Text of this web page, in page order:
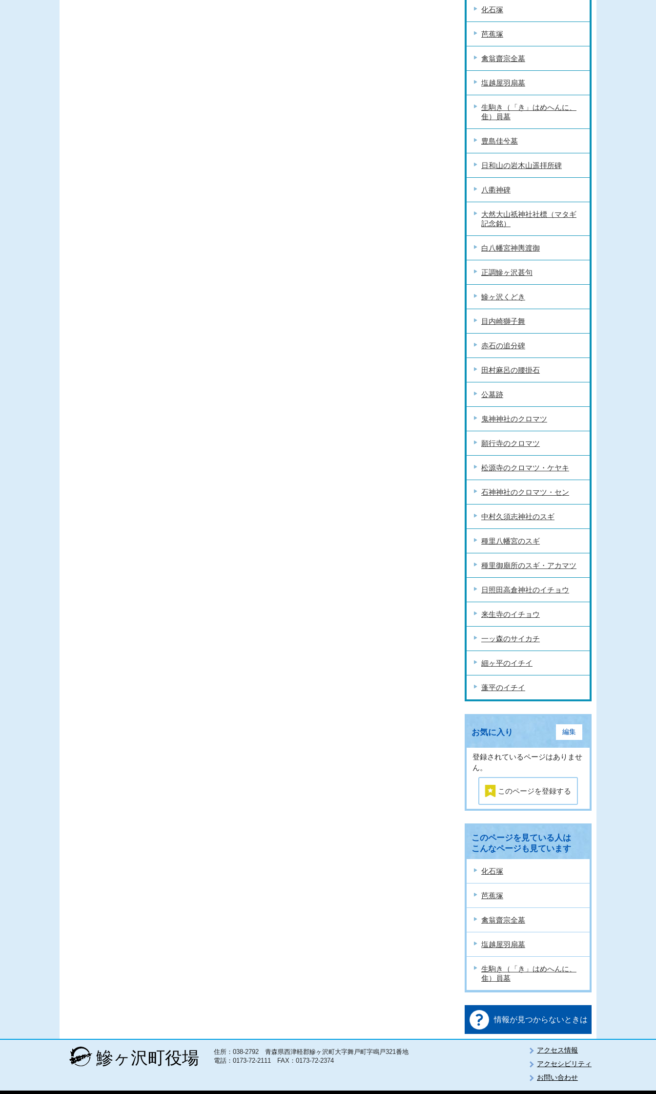
化石塚
芭蕉塚
禽翁齋宗全墓
塩越屋羽扇墓
生駒き（「き」はめへんに、
隹）員墓
豊島佳兮墓
日和山の岩木山遥拝所碑
八衢神碑
大然大山祇神社社標（マタギ
記念銘）
白八幡宮神輿渡御
正調鰺ヶ沢甚句
鰺ヶ沢くどき
目内崎獅子舞
赤石の追分碑
田村麻呂の腰掛石
公墓跡
鬼神神社のクロマツ
願行寺のクロマツ
松源寺のクロマツ・ケヤキ
石神神社のクロマツ・セン
中村久須志神社のスギ
種里八幡宮のスギ
種里御廟所のスギ・アカマツ
日照田高倉神社のイチョウ
来生寺のイチョウ
一ッ森のサイカチ
細ヶ平のイチイ
蓬平のイチイ
お気に入り 編集
登録されているページはありませ
ん。
このページを登録する
このページを見ている人は
こんなページも見ています
化石塚
芭蕉塚
禽翁齋宗全墓
塩越屋羽扇墓
生駒き（「き」はめへんに、
隹）員墓
情報が見つからないときは
アクセス情報
アクセシビリティ
お問い合わせ
鰺ヶ沢町役場
住所：038-2792 青森県西津軽郡鰺ヶ沢町大字舞戸町字鳴戸321番地
電話：0173-72-2111 FAX：0173-72-2374